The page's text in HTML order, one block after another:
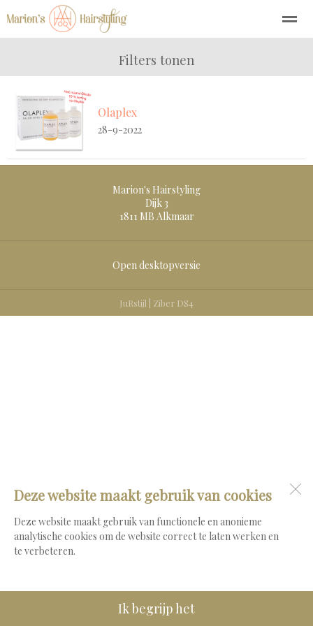
Home Bellen
Deze website maakt gebruik van cookies
Deze website maakt gebruik van functionele en anonieme
analytische cookies om de website correct te laten werken en
te verbeteren.
Ik begrijp het
Filters tonen
Olaplex
28-9-2022
Marion's Hairstyling
Dijk 3
1811 MB Alkmaar
Open desktopversie
JuRstijl | Ziber DS4